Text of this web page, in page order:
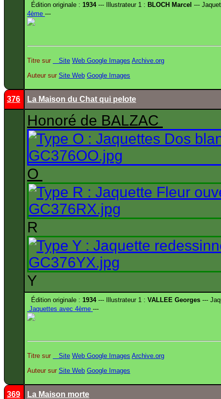
Édition originale : 1934--- Illustrateur 1 : BLOCH Marcel ---
4ème ---
Titre sur Site Web Google Images Archive.org
Auteur sur Site Web Google Images
376 La Maison du Chat qui pelote
Honoré de BALZAC
O
R
Y
Édition originale : 1934--- Illustrateur 1 : VALLEE Georges ---
Jaquettes avec 4ème ---
Titre sur Site Web Google Images Archive.org
Auteur sur Site Web Google Images
369 La Maison morte